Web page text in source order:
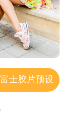
富士胶片预设